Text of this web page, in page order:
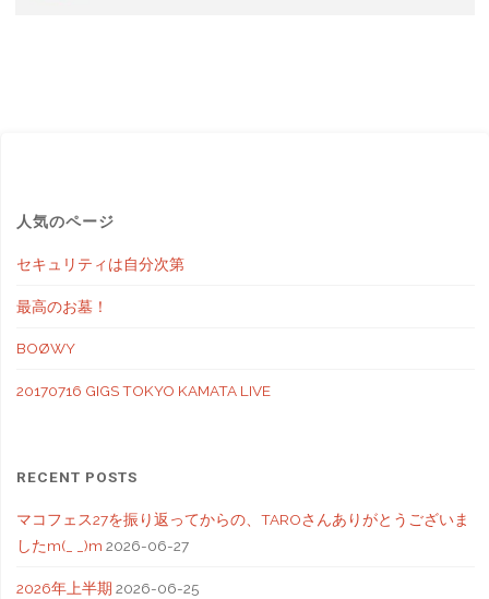
人気のページ
セキュリティは自分次第
最高のお墓！
BOØWY
20170716 GIGS TOKYO KAMATA LIVE
RECENT POSTS
マコフェス27を振り返ってからの、TAROさんありがとうございま
したm(_ _)m 2026-06-27
2026年上半期 2026-06-25